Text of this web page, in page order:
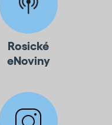
Rosické
eNoviny